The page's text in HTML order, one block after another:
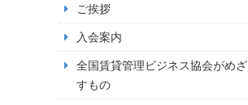
ご挨拶
入会案内
全国賃貸管理ビジネス協会がめざ
すもの